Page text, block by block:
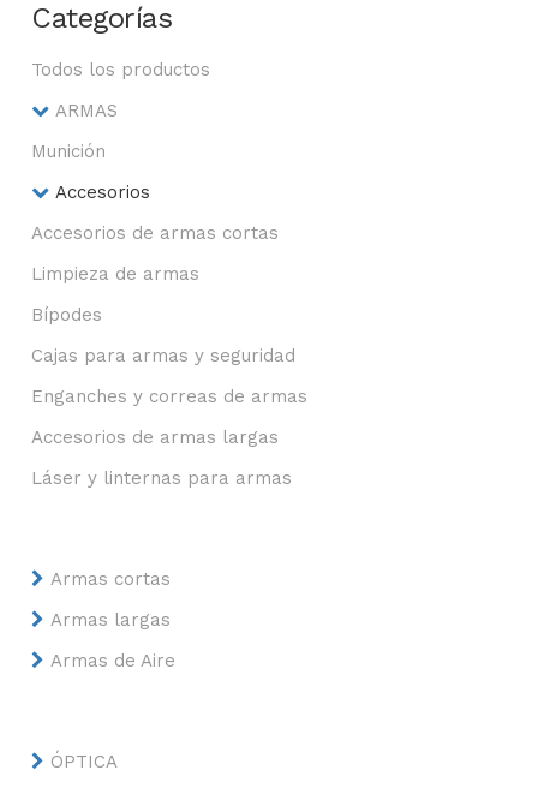
Categorías
Todos los productos
ARMAS
Munición
Accesorios
Accesorios de armas cortas
Limpieza de armas
Bípodes
Cajas para armas y seguridad
Enganches y correas de armas
Accesorios de armas largas
Láser y linternas para armas
Armas cortas
Armas largas
Armas de Aire
ÓPTICA